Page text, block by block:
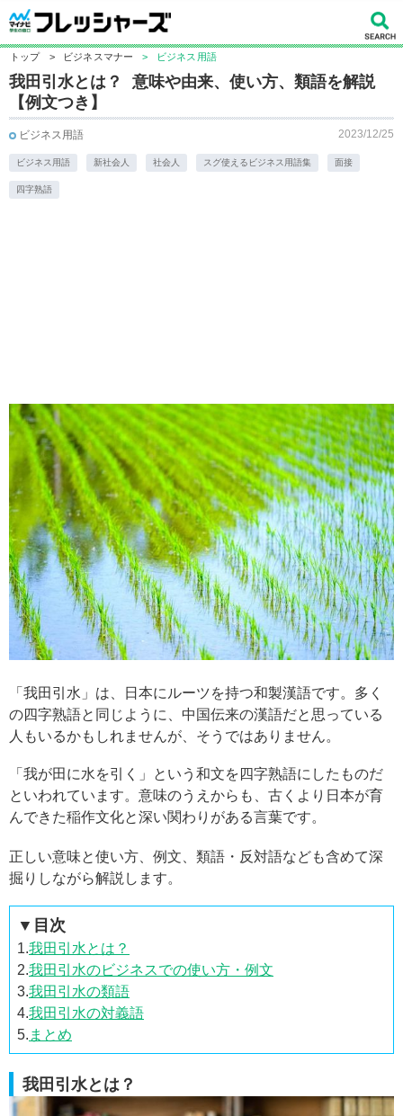
トップ > ビジネスマナー > ビジネス用語
我田引水とは？ 意味や由来、使い方、類語を解説
【例文つき】
ビジネス用語 2023/12/25
ビジネス用語 新社会人 社会人 スグ使えるビジネス用語集 面接
四字熟語
「我田引水」は、日本にルーツを持つ和製漢語です。多く
の四字熟語と同じように、中国伝来の漢語だと思っている
人もいるかもしれませんが、そうではありません。
「我が田に水を引く」という和文を四字熟語にしたものだ
といわれています。意味のうえからも、古くより日本が育
んできた稲作文化と深い関わりがある言葉です。
正しい意味と使い方、例文、類語・反対語なども含めて深
掘りしながら解説します。
▼目次
1.我田引水とは？
2.我田引水のビジネスでの使い方・例文
3.我田引水の類語
4.我田引水の対義語
5. まとめ
我田引水とは？